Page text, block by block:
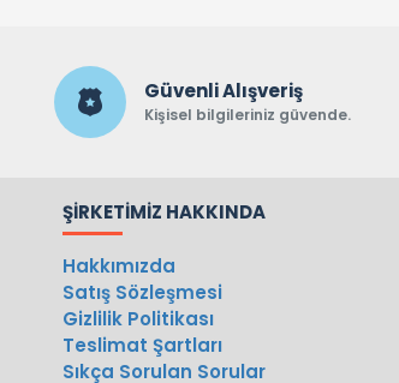
Güvenli Alışveriş
Kişisel bilgileriniz güvende.
ŞIRKETIMIZ HAKKINDA
Hakkımızda
Satış Sözleşmesi
Gizlilik Politikası
Teslimat Şartları
Sıkça Sorulan Sorular